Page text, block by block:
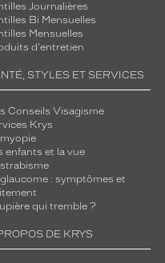
Journalières
Bi Mensuelles
Mensuelles
d'entretien
STYLES ET SERVICES
Conseils Visagisme
Krys
myopie
enfants et la vue
strabisme
glaucome : symptômes et
qui tremble ?
DE KRYS